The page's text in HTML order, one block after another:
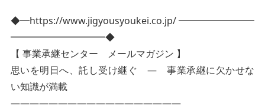
◆━https://www.jigyousyoukei.co.jp/ ━━━━━━━━
━━━━━━━━━━◆
【 事業承継センター メールマガジン 】
思いを明日へ、託し受け継ぐ — 事業承継に欠かせな
い知識が満載
——————————————————